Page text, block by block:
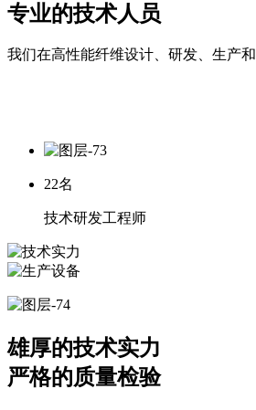
专业的技术人员
我们在高性能纤维设计、研发、生产
22名
技术研发工程师
雄厚的技术实力
严格的质量检验